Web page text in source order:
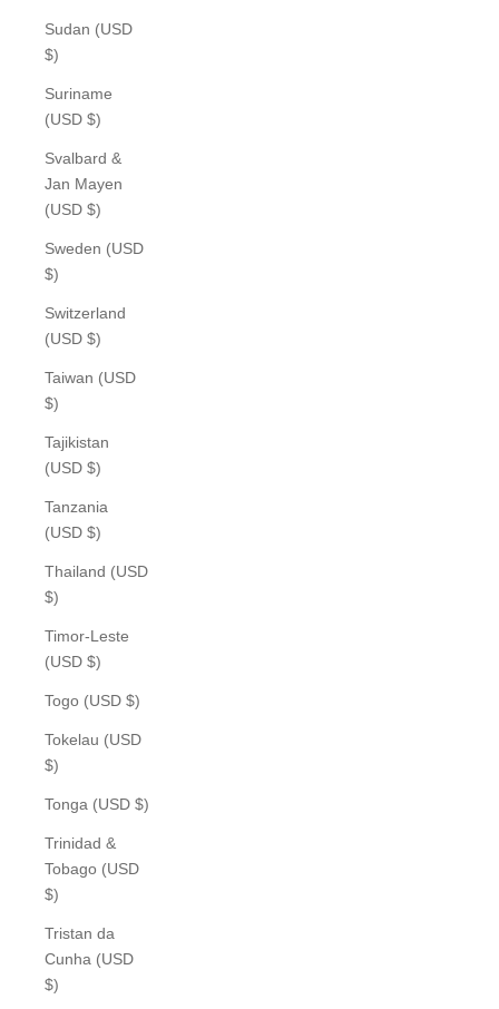
Sudan (USD
$)
Suriname
(USD $)
Svalbard &
Jan Mayen
(USD $)
Sweden (USD
$)
Switzerland
(USD $)
Taiwan (USD
$)
Tajikistan
(USD $)
Tanzania
(USD $)
Thailand (USD
$)
Timor-Leste
(USD $)
Togo (USD $)
Tokelau (USD
$)
Tonga (USD $)
Trinidad &
Tobago (USD
$)
Tristan da
Cunha (USD
$)